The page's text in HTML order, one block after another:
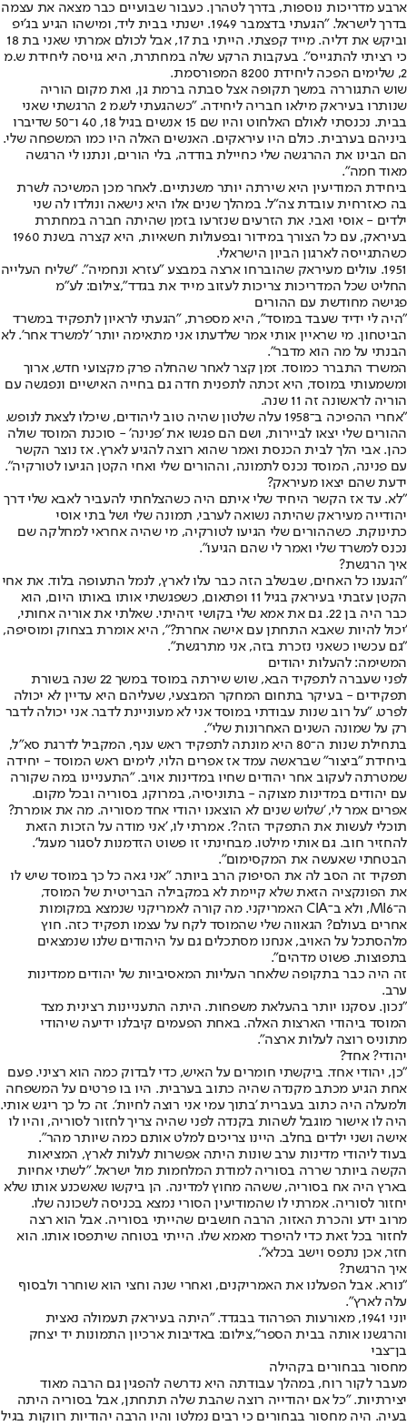
ארבע מדריכות נוספות, בדרך לטהרן. כעבור שבועיים כבר מצאה את עצמה
בדרך לישראל. "הגעתי בדצמבר 1949. ישנתי בבית ליד, ומישהו הגיע בג'יפ
וביקש את דליה. מייד קפצתי. הייתי בת 17, אבל לכולם אמרתי שאני בת 18
כי רציתי להתגייס". בעקבות הרקע שלה במחתרת, היא גויסה ליחידת ש.מ
2, שלימים הפכה ליחידת 8200 המפורסמת.
שוש התגוררה במשך תקופה אצל סבתה ברמת גן, ואת מקום הוריה
שנותרו בעיראק מילאו חבריה ליחידה. "כשהגעתי לש.מ 2 הרגשתי שאני
בבית. נכנסתי לאולם האלחוט והיו שם 15 אנשים בגיל 18, 40 ו־50 שדיברו
ביניהם בערבית. כולם היו עיראקים. האנשים האלה היו כמו המשפחה שלי.
הם הבינו את ההרגשה שלי כחיילת בודדה, בלי הורים, ונתנו לי הרגשה
מאוד חמה".
ביחידת המודיעין היא שירתה יותר משנתיים. לאחר מכן המשיכה לשרת
בה כאזרחית עובדת צה"ל. במהלך שנים אלו היא נישאה ונולדו לה שני
ילדים - אוסי ואבי. את הזרעים שנזרעו בזמן שהיתה חברה במחתרת
בעיראק, עם כל הצורך במידור ובפעולות חשאיות, היא קצרה בשנת 1960
כשהתגייסה לארגון הביון הישראלי.
1951. עולים מעיראק שהוברחו ארצה במבצע "עזרא ונחמיה". "שליח העלייה
החליט שכל המדריכות צריכות לעזוב מייד את בגדד",צילום: לע"מ
פגישה מחודשת עם ההורים
"היה לי ידיד שעבד במוסד", היא מספרת, "הגעתי לראיון לתפקיד במשרד
הביטחון. מי שראיין אותי אמר שלדעתו אני מתאימה יותר 'למשרד אחר'. לא
הבנתי על מה הוא מדבר".
המשרד התברר כמוסד. זמן קצר לאחר שהחלה פרק מקצועי חדש, ארוך
ומשמעותי במוסד, היא זכתה לתפנית חדה גם בחייה האישיים ונפגשה עם
הוריה לראשונה זה 11 שנה.
"אחרי ההפיכה ב־1958 עלה שלטון שהיה טוב ליהודים, שיכלו לצאת לנופש.
ההורים שלי יצאו לביירות, ושם הם פגשו את 'פנינה' - סוכנת המוסד שולה
כהן. אבי הלך לבית הכנסת ואמר שהוא רוצה להגיע לארץ. אז נוצר הקשר
עם פנינה, המוסד נכנס לתמונה, וההורים שלי ואחי הקטן הגיעו לטורקיה".
ידעת שהם יצאו מעיראק?
"לא. עד אז הקשר היחיד שלי איתם היה כשהצלחתי להעביר לאבא שלי דרך
יהודייה מעיראק שהיתה נשואה לערבי, תמונה שלי ושל בתי אוסי
כתינוקת. כשההורים שלי הגיעו לטורקיה, מי שהיה אחראי למחלקה שם
נכנס למשרד שלי ואמר לי שהם הגיעו".
איך הרגשת?
"הגענו כל האחים, שבשלב הזה כבר עלו לארץ, לנמל התעופה בלוד. את אחי
הקטן עזבתי בעיראק בגיל 11 ופתאום, כשפגשתי אותו באותו היום, הוא
כבר היה בן 22. גם את אמא שלי בקושי זיהיתי. שאלתי את אוריה אחותי,
'יכול להיות שאבא התחתן עם אישה אחרת?", היא אומרת בצחוק ומוסיפה,
"גם עכשיו כשאני נזכרת בזה, אני מתרגשת".
המשימה: להעלות יהודים
לפני שעברה לתפקיד הבא, שוש שירתה במוסד במשך 22 שנה בשורת
תפקידים - בעיקר בתחום המחקר המבצעי, שעליהם היא עדיין לא יכולה
לפרט. "על רוב שנות עבודתי במוסד אני לא מעוניינת לדבר. אני יכולה לדבר
רק על שמונה השנים האחרונות שלי".
בתחילת שנות ה־80 היא מונתה לתפקיד ראש ענף, המקביל לדרגת סא"ל,
ביחידת "ביצור" שבראשה עמד אז אפרים הלוי, לימים ראש המוסד - יחידה
שמטרתה לעקוב אחר יהודים שחיו במדינות אויב. "התעניינו במה שקורה
עם יהודים במדינות מצוקה - בתוניסיה, במרוקו, בסוריה ובכל מקום.
אפרים אמר לי, 'שלוש שנים לא הוצאנו יהודי אחד מסוריה. מה את אומרת?
תוכלי לעשות את התפקיד הזה?'. אמרתי לו, 'אני מודה על הזכות הזאת
להחזיר חוב. גם אותי מילטו. מבחינתי זו פשוט הזדמנות לסגור מעגל'.
הבטחתי שאעשה את המקסימום".
תפקיד זה הסב לה את הסיפוק הרב ביותר. "אני גאה כל כך במוסד שיש לו
את הפונקציה הזאת שלא קיימת לא במקבילה הבריטית של המוסד,
ה־MI6, ולא ב־CIA האמריקני. מה קורה לאמריקני שנמצא במקומות
אחרים בעולם? הגאווה שלי שהמוסד לקח על עצמו תפקיד כזה. חוץ
מלהסתכל על האויב, אנחנו מסתכלים גם על היהודים שלנו שנמצאים
בתפוצות. פשוט מדהים".
זה היה כבר בתקופה שלאחר העליות המאסיביות של יהודים ממדינות
ערב.
"נכון. עסקנו יותר בהעלאת משפחות. היתה התעניינות רצינית מצד
המוסד ביהודי הארצות האלה. באחת הפעמים קיבלנו ידיעה שיהודי
מתוניס רוצה לעלות ארצה".
יהודי? אחד?
"כן, יהודי אחד. ביקשתי חומרים על האיש, כדי לבדוק כמה הוא רציני. פעם
אחת הגיע מכתב מקנדה שהיה כתוב בערבית. היו בו פרטים על המשפחה
ולמעלה היה כתוב בעברית 'בתוך עמי אני רוצה לחיות'. זה כל כך ריגש אותי.
היה לו אישור מוגבל לשהות בקנדה לפני שהיה צריך לחזור לסוריה, והיו לו
אישה ושני ילדים בחלב. היינו צריכים למלט אותם כמה שיותר מהר".
בעוד ליהודי מדינות ערב שונות היתה אפשרות לעלות לארץ, המציאות
הקשה ביותר שררה בסוריה למודת המלחמות מול ישראל. "לשתי אחיות
בארץ היה אח בסוריה, ששהה מחוץ למדינה. הן ביקשו שאשכנע אותו שלא
יחזור לסוריה. אמרתי לו שהמודיעין הסורי נמצא בכניסה לשכונה שלו.
מרוב ידע והכרת האזור, הרבה חושבים שהייתי בסוריה. אבל הוא רצה
לחזור בכל זאת כדי להיפרד מאמא שלו. הייתי בטוחה שיתפסו אותו. הוא
חזר, אכן נתפס וישב בכלא".
איך הרגשת?
"נורא. אבל הפעלנו את האמריקנים, ואחרי שנה וחצי הוא שוחרר ולבסוף
עלה לארץ".
יוני 1941, מאורעות הפרהוד בבגדד. "היתה בעיראק תעמולה נאצית
והרגשנו אותה בבית הספר",צילום: באדיבות ארכיון התמונות יד יצחק
בן־צבי
מחסור בבחורים בקהילה
מעבר לקור רוח, במהלך עבודתה היא נדרשה להפגין גם הרבה מאוד
יצירתיות. "כל אם יהודייה רוצה שהבת שלה תתחתן, אבל בסוריה היתה
בעיה. היה מחסור בבחורים כי רבים נמלטו והיו הרבה יהודיות רווקות בגיל